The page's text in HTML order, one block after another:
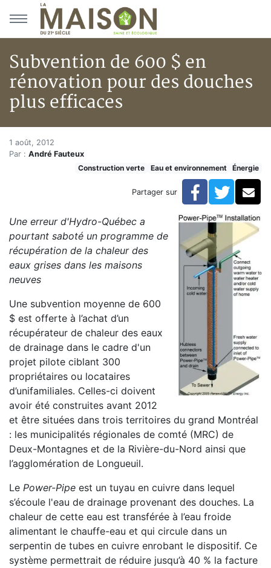
Aller au menu principal
Aller au contenu principal
Subvention de 600 $ en
rénovation pour des douches
plus efficaces
Accueil
Articles
Construction verte
Subvention de 600 $ en rénovation pour des
Subvention de 600 $ en
1 août, 2012
Par : André Fauteux
Construction verte
Eau et environnement Énergie
Partager sur Facebook
Une erreur d'Hydro-Québec a
pourtant saboté un programme de
récupération de la chaleur des
eaux grises dans les maisons
neuves
Une subvention moyenne de 600
$ est offerte à l’achat d’un
récupérateur de chaleur des eaux
de drainage dans le cadre d'un
projet pilote ciblant 300
propriétaires ou locataires
d’unifamiliales. Celles-ci doivent
avoir été construites avant 2012
et être situées dans trois territoires du grand Montréal
: les municipalités régionales de comté (MRC) de
Deux-Montagnes et de la Rivière-du-Nord ainsi que
l’agglomération de Longueuil.
Le Power-Pipe est un tuyau en cuivre dans lequel
s’écoule l'eau de drainage provenant des douches. La
chaleur de cette eau est transférée à l’eau froide
alimentant le chauffe-eau et qui circule dans un
serpentin de tubes en cuivre enrobant le dispositif. Ce
système permettrait de réduire jusqu’à 40 % la facture